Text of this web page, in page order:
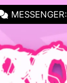
MESSENGER: